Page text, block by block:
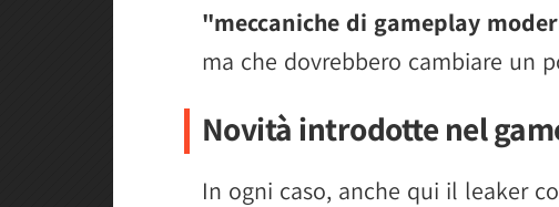
"meccaniche di gameplay
ma che dovrebbero cambiare un
Novità introdotte nel
In ogni caso, anche qui il leaker